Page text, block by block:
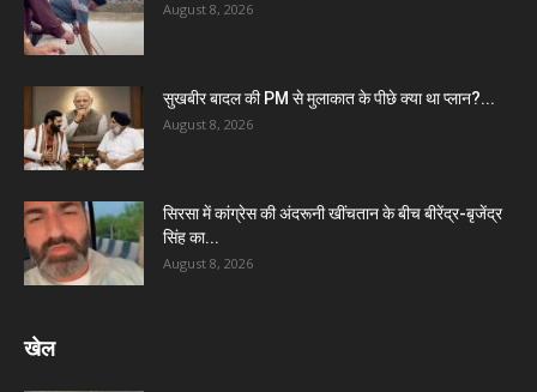
August 8, 2026
सुखबीर बादल की PM से मुलाकात के पीछे क्या था प्लान?...
August 8, 2026
सिरसा में कांग्रेस की अंदरूनी खींचतान के बीच बीरेंद्र-बृजेंद्र
सिंह का...
August 8, 2026
खेल